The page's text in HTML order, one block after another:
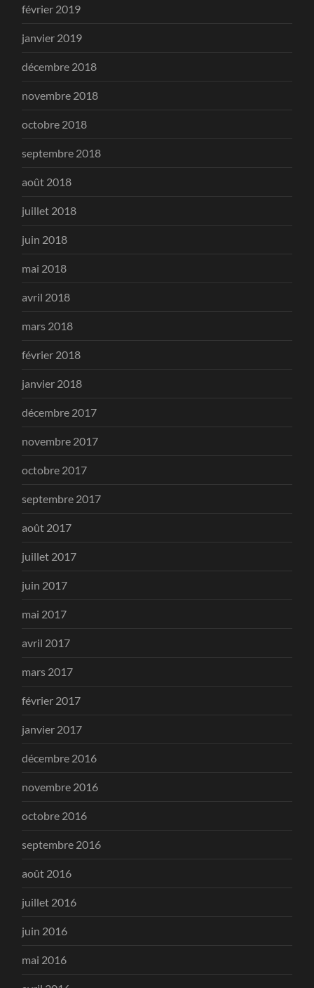
février 2019
janvier 2019
décembre 2018
novembre 2018
octobre 2018
septembre 2018
août 2018
juillet 2018
juin 2018
mai 2018
avril 2018
mars 2018
février 2018
janvier 2018
décembre 2017
novembre 2017
octobre 2017
septembre 2017
août 2017
juillet 2017
juin 2017
mai 2017
avril 2017
mars 2017
février 2017
janvier 2017
décembre 2016
novembre 2016
octobre 2016
septembre 2016
août 2016
juillet 2016
juin 2016
mai 2016